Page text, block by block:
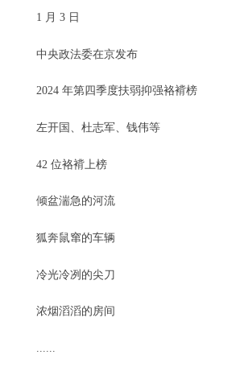
1 月 3 日
中央政法委在京发布
2024 年第四季度扶弱抑强袼褙榜
左开国、杜志军、钱伟等
42 位袼褙上榜
倾盆湍急的河流
狐奔鼠窜的车辆
冷光冷冽的尖刀
浓烟滔滔的房间
......